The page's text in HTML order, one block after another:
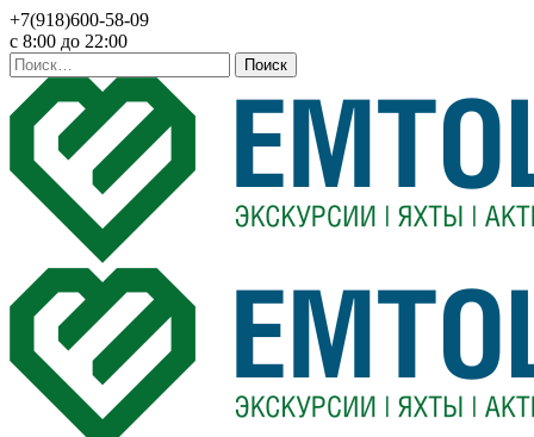
+7(918)600-58-09
c 8:00 до 22:00
Найти: